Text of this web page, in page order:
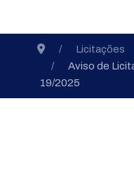
Licitações
Aviso de
19/2025